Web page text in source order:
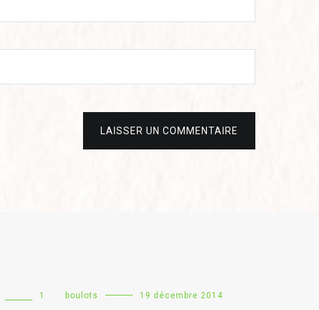
LAISSER UN COMMENTAIRE
1
boulots 19 décembre 2014